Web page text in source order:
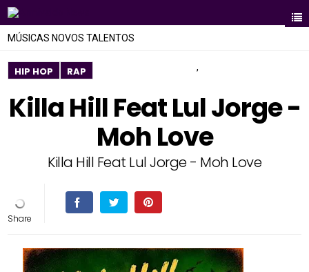
MÚSICAS NOVOS TALENTOS
HIP HOP ,
RAP
Killa Hill Feat Lul Jorge -
Moh Love
Killa Hill Feat Lul Jorge - Moh Love